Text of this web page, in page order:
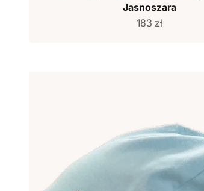
Jasnoszara
Cena sprzedaży
183 zł